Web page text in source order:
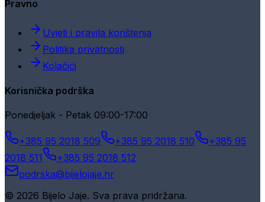
Pravno
Uvjeti i pravila korištenja
Politika privatnosti
Kolačići
Korisnička podrška
Ponedjeljak - Petak 09:00-17:00
+385 95 2018 509 +385 95 2018 510
+385 95
2018 511
+385 95 2018 512
podrska@bijelojaje.hr
© 2026 Bijelo Jaje. Sva prava pridržana.